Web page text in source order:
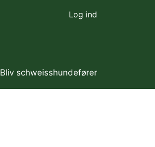
Log ind
Bliv schweisshundefører